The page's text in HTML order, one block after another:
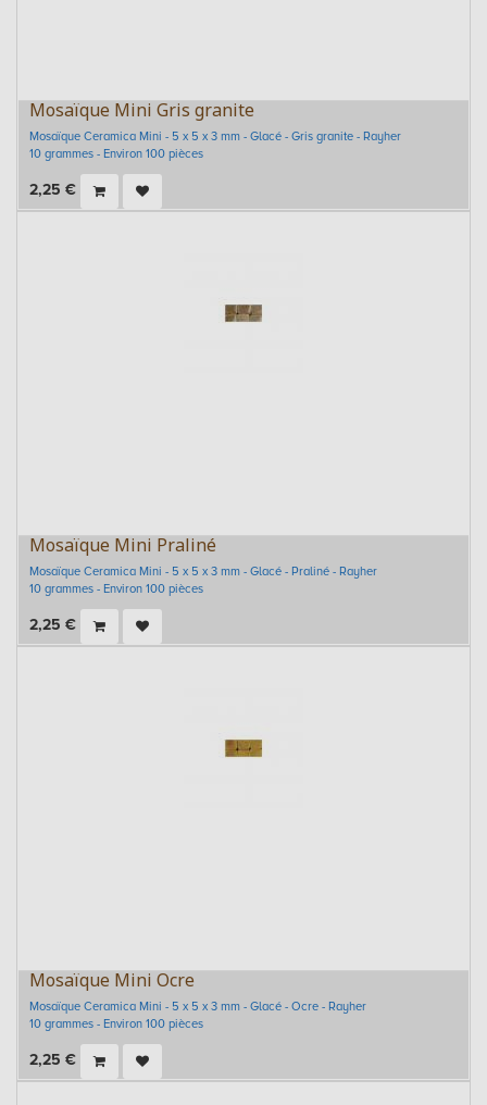
Mosaïque Mini Gris granite
Mosaïque Ceramica Mini - 5 x 5 x 3 mm - Glacé - Gris granite - Rayher
10 grammes - Environ 100 pièces
2,25 €
Mosaïque Mini Praliné
Mosaïque Ceramica Mini - 5 x 5 x 3 mm - Glacé - Praliné - Rayher
10 grammes - Environ 100 pièces
2,25 €
Mosaïque Mini Ocre
Mosaïque Ceramica Mini - 5 x 5 x 3 mm - Glacé - Ocre - Rayher
10 grammes - Environ 100 pièces
2,25 €